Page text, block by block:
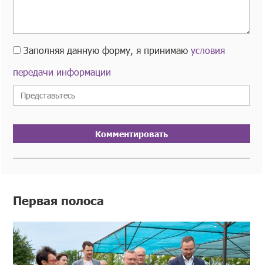
Заполняя данную форму, я принимаюусловия
передачи информации
Комментировать
Первая полоса